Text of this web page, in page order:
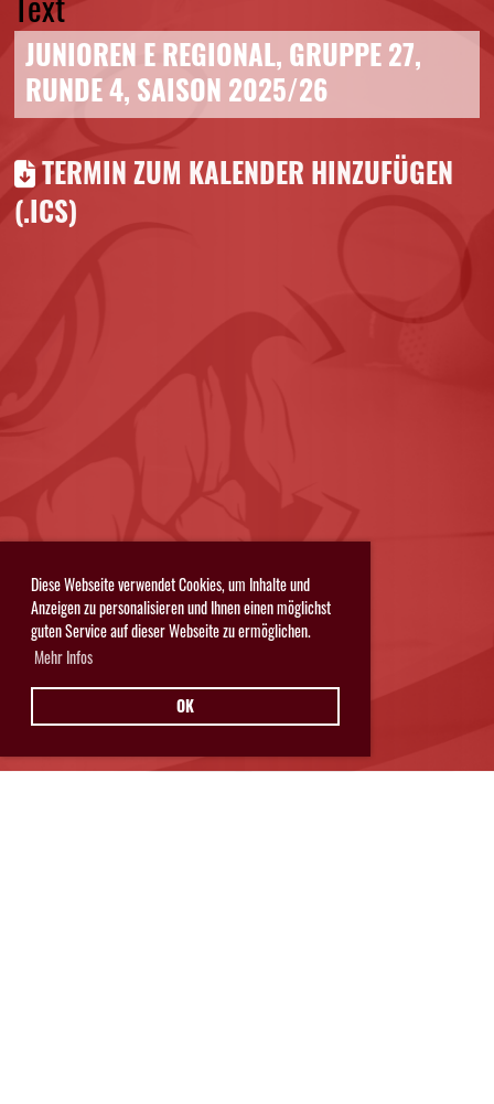
Diese Webseite verwendet Cookies, um Inhalte und
Anzeigen zu personalisieren und Ihnen einen möglichst
guten Service auf dieser Webseite zu ermöglichen.
Mehr Infos
OK
JUNIOREN E REGIONAL, GRUPPE 27,
RUNDE 4, SAISON 2025/26
TERMIN ZUM KALENDER HINZUFÜGEN
(.ICS)